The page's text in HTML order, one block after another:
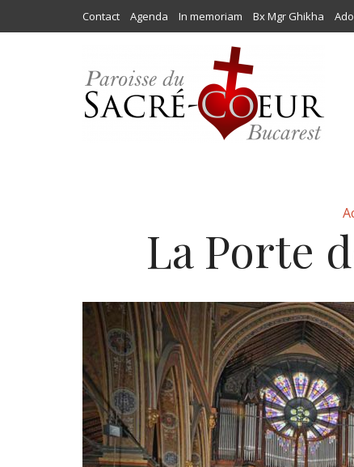
Contact Agenda In memoriam Bx Mgr Ghikha
La Porte